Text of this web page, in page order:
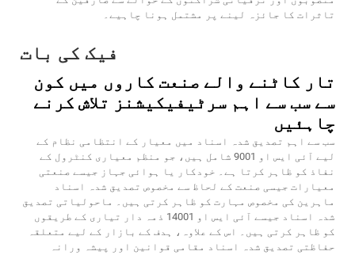
تاثرات کا جائزہ لینے پر مشتمل ہونا چاہیے۔
فیک کی بات
تار کاٹنے والے صنعت کاروں میں کون
سے سب سے اہم سرٹیفیکیشنز تلاش کرنے
چاہئیں
سب سے اہم تصدیق شدہ اسناد میں معیار کے انتظامی نظام کے
لیے آئی ایس او 9001 شامل ہیں، جو منظم معیاری کنٹرول کے
نفاذ کو ظاہر کرتا ہے۔ خودکار یا ہوائی جہاز جیسے صنعتی
معیارات جیسی صنعت کے لحاظ سے مخصوص تصدیق شدہ اسناد
ماہرین کی مخصوص مہارت کو ظاہر کرتی ہیں۔ ماحولیاتی تصدیق
شدہ اسناد جیسے آئی ایس او 14001 ذمہ دار تیاری کے طریقوں
کو ظاہر کرتی ہیں۔ اس کے علاوہ، ہدف کے بازار کے لیے متعلقہ
حفاظتی تصدیق شدہ اسناد مقامی قوانین اور پیشہ ورانہ